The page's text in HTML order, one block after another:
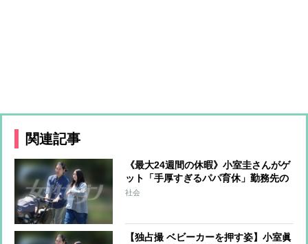
関連記事
《最大24週間の休暇》小室圭さんがゲ
ット「手厚すぎるパパ育休」勤務先の
最高な福利厚生で眞子さんも安心
社会
【独占撮 ベビーカーを押す姿】小室眞